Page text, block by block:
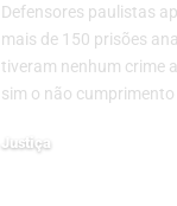
Defensores paulistas
mais de 150 prisões
tiveram nenhum crime
sim o não
Justiça